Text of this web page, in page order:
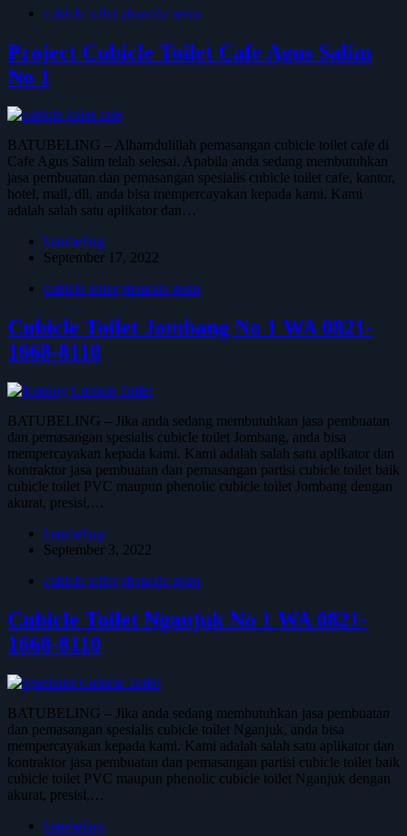
cubicle toilet phenolic resin
Project Cubicle Toilet Cafe Agus Salim
No 1
BATUBELING – Alhamdulillah pemasangan cubicle toilet cafe di
Cafe Agus Salim telah selesai. Apabila anda sedang membutuhkan
jasa pembuatan dan pemasangan spesialis cubicle toilet cafe, kantor,
hotel, mall, dll, anda bisa mempercayakan kepada kami. Kami
adalah salah satu aplikator dan…
batubeling
September 17, 2022
cubicle toilet phenolic resin
Cubicle Toilet Jombang No 1 WA 0821-
1668-8110
BATUBELING – Jika anda sedang membutuhkan jasa pembuatan
dan pemasangan spesialis cubicle toilet Jombang, anda bisa
mempercayakan kepada kami. Kami adalah salah satu aplikator dan
kontraktor jasa pembuatan dan pemasangan partisi cubicle toilet baik
cubicle toilet PVC maupun phenolic cubicle toilet Jombang dengan
akurat, presisi,…
batubeling
September 3, 2022
cubicle toilet phenolic resin
Cubicle Toilet Nganjuk No 1 WA 0821-
1668-8110
BATUBELING – Jika anda sedang membutuhkan jasa pembuatan
dan pemasangan spesialis cubicle toilet Nganjuk, anda bisa
mempercayakan kepada kami. Kami adalah salah satu aplikator dan
kontraktor jasa pembuatan dan pemasangan partisi cubicle toilet baik
cubicle toilet PVC maupun phenolic cubicle toilet Nganjuk dengan
akurat, presisi,…
batubeling